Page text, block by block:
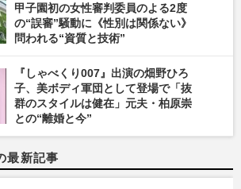
甲子園初の女性審判委員のよる2度
の“誤審”騒動に《性別は関係ない》
問われる“資質と技術”
『しゃべくり007』出演の畑野ひろ
子、美ボディ軍団として登場で「抜
群のスタイルは健在」元夫・柏原崇
との“離婚と今”
最新記事